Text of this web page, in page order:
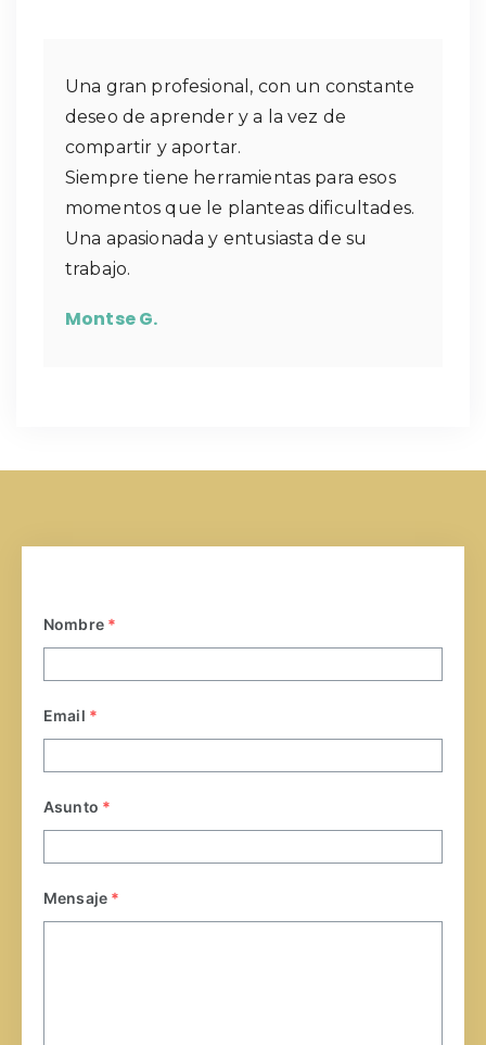
Una gran profesional, con un constante
deseo de aprender y a la vez de
compartir y aportar.
Siempre tiene herramientas para esos
momentos que le planteas dificultades.
Una apasionada y entusiasta de su
trabajo.
Montse G.
Nombre *
Email *
Asunto *
Mensaje *